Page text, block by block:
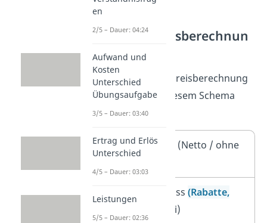
Schema
Einstandspreisberechnun
g
Bei der Einstandspreisberechnung
kannst du nach diesem Schema
vorgehen:
Listenpreis (Netto / ohne
Preisnachlass (Rabatte,
Skonti, Boni)
en
2/5 – Dauer: 04:24
Aufwand und
Kosten
Unterschied
Übungsaufgabe
3/5 – Dauer: 03:40
Ertrag und Erlös
Unterschied
4/5 – Dauer: 03:03
Leistungen
5/5 – Dauer: 02:36